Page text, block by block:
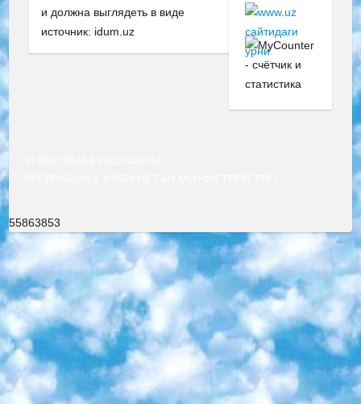
и должна выглядеть в виде
источник: idum.uz
55863853